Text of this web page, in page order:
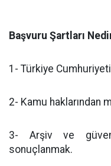
Başvuru Şartları
1- Türkiye
2- Kamu haklarından
3- Arşiv ve
sonuçlanmak.